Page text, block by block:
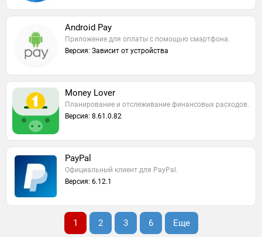
Android Pay
Приложение для оплаты с помощью смартфона.
Версия: Зависит от устройства
Money Lover
Планирование и отслеживание финансовых расходов.
Версия: 8.61.0.82
PayPal
Официальный клиент для PayPal.
Версия: 6.12.1
1 2 3 6 Еще